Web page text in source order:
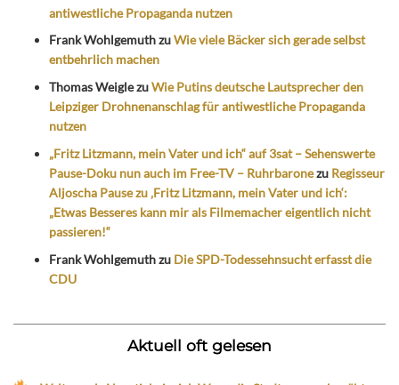
antiwestliche Propaganda nutzen
Frank WohlgemuthzuWie viele Bäcker sich gerade selbst
entbehrlich machen
Thomas WeiglezuWie Putins deutsche Lautsprecher den
Leipziger Drohnenanschlag für antiwestliche Propaganda
nutzen
„Fritz Litzmann, mein Vater und ich“ auf 3sat – Sehenswerte
Pause-Doku nun auch im Free-TV – Ruhrbaronezu Regisseur
Aljoscha Pause zu ‚Fritz Litzmann, mein Vater und ich‘:
„Etwas Besseres kann mir als Filmemacher eigentlich nicht
passieren!“
Frank Wohlgemuthzu Die SPD-Todessehnsucht erfasst die
CDU
Aktuell oft gelesen